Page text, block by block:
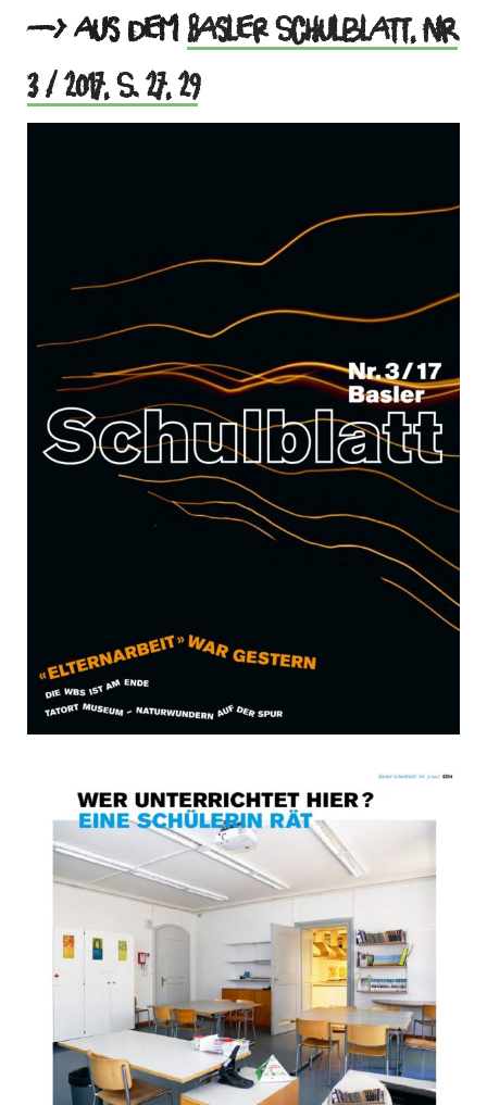
—> aus demBasler Schulblatt, Nr.
3 / 2017, S. 27, 29